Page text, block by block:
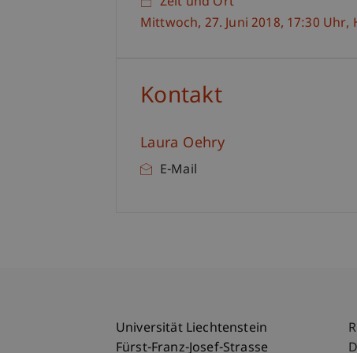
Mittwoch, 27. Juni 2018, 17:30 Uhr,
Kontakt
Laura Oehry
E-Mail
Universität Liechtenstein
Fürst-Franz-Josef-Strasse